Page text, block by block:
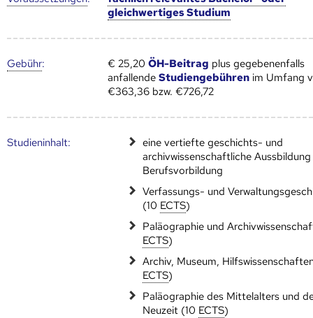
gleichwertiges Studium
Gebühr: € 25,20ÖH-Beitrag plus gegebenenfalls
anfallendeStudiengebühren im Umfang
€363,36 bzw. €726,72
Studien­inhalt:
eine vertiefte geschichts- und
archivwissenschaftliche
Berufsvorbildung
Verfassungs- und
(10 ECTS)
Paläographie und
ECTS)
Archiv, Museum,
ECTS)
Paläographie des Mittelalters und
Neuzeit (10 ECTS)